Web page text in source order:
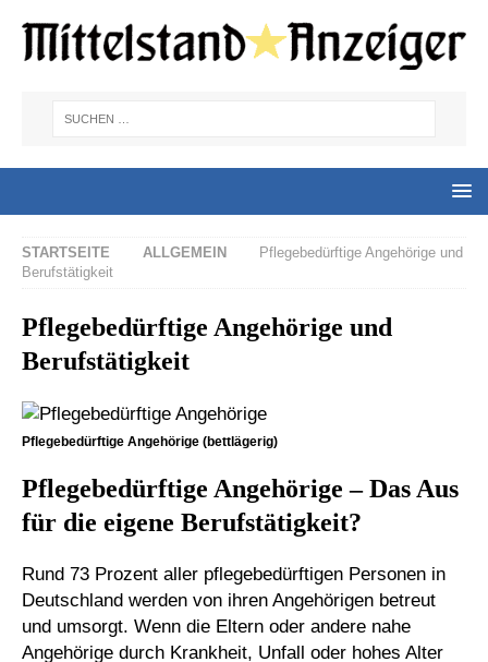
STARTSEITE ALLGEMEIN
Pflegebedürftige Angehörige und
Berufstätigkeit
Pflegebedürftige Angehörige und
Berufstätigkeit
Pflegebedürftige Angehörige (bettlägerig)
Pflegebedürftige Angehörige – Das Aus
für die eigene Berufstätigkeit?
Rund 73 Prozent aller pflegebedürftigen Personen in
Deutschland werden von ihren Angehörigen betreut
und umsorgt. Wenn die Eltern oder andere nahe
Angehörige durch Krankheit, Unfall oder hohes Alter